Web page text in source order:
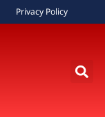
Privacy Policy